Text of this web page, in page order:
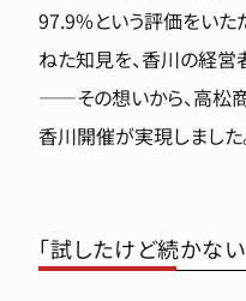
97.9%という評価をいた
ねた知見を、香川の経営
――その想いから、高松
香川開催が実現しました
「試したけど続かな